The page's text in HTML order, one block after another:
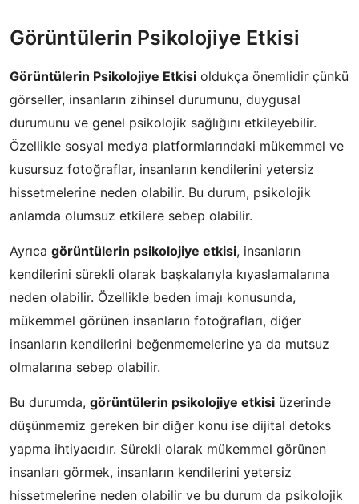
Görüntülerin Psikolojiye Etkisi
Görüntülerin Psikolojiye Etkisi oldukça önemlidir çünkü
görseller, insanların zihinsel durumunu, duygusal
durumunu ve genel psikolojik sağlığını etkileyebilir.
Özellikle sosyal medya platformlarındaki mükemmel ve
kusursuz fotoğraflar, insanların kendilerini yetersiz
hissetmelerine neden olabilir. Bu durum, psikolojik
anlamda olumsuz etkilere sebep olabilir.
Ayrıca görüntülerin psikolojiye etkisi, insanların
kendilerini sürekli olarak başkalarıyla kıyaslamalarına
neden olabilir. Özellikle beden imajı konusunda,
mükemmel görünen insanların fotoğrafları, diğer
insanların kendilerini beğenmemelerine ya da mutsuz
olmalarına sebep olabilir.
Bu durumda, görüntülerin psikolojiye etkisi üzerinde
düşünmemiz gereken bir diğer konu ise dijital detoks
yapma ihtiyacıdır. Sürekli olarak mükemmel görünen
insanları görmek, insanların kendilerini yetersiz
hissetmelerine neden olabilir ve bu durum da psikolojik